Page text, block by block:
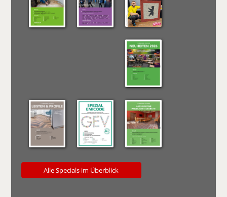
Alle Specials im Überblick